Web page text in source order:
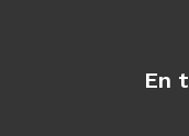
En